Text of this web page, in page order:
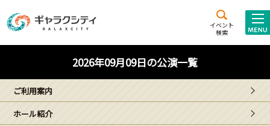
イベント
検索
施設案内
西新井
文化ホール
ギャラクシティとは
2026年09月09日の公演一覧
ご利用案内
ホール紹介